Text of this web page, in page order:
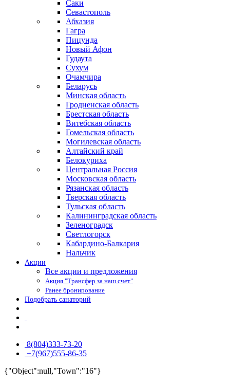
Саки
Севастополь
Абхазия
Гагра
Пицунда
Новый Афон
Гудаута
Сухум
Очамчира
Беларусь
Минская область
Гродненская область
Брестская область
Витебская область
Гомельская область
Могилевская область
Алтайский край
Белокуриха
Центральная Россия
Московская область
Рязанская область
Тверская область
Тульская область
Калининградская область
Зеленоградск
Светлогорск
Кабардино-Балкария
Нальчик
Акции
Все акции и предложения
Акция "Трансфер за наш счет"
Ранее бронирование
Подобрать санаторий
8(804)333-73-20
+7(967)555-86-35
{"Object":null,"Town":"16"}